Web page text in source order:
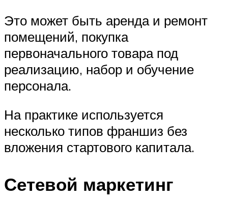
Это может быть аренда и ремонт
помещений, покупка
первоначального товара под
реализацию, набор и обучение
персонала.
На практике используется
несколько типов франшиз без
вложения стартового капитала.
Сетевой маркетинг